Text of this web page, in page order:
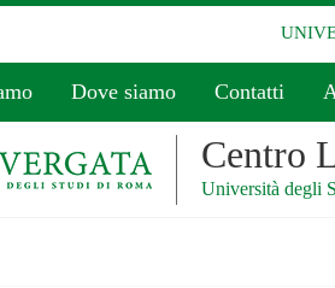
Dove siamo Contatti
Centro
Università degli